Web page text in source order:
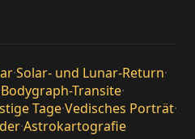
·Solar- und Lunar-Return·
Bodygraph-Transite·
Tage·Vedisches Porträt·
·Astrokartografie